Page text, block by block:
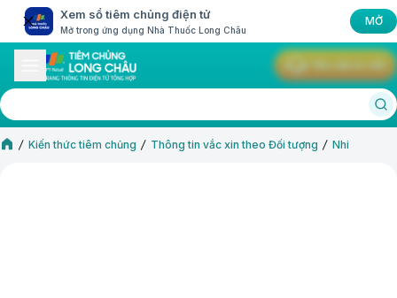
Xem sổ tiêm chủng điện tử
Mở trong ứng dụng Nhà Thuốc Long Châu
MỞ
Kiến thức tiêm chủng Thông tin vắc xin theo Đối tượng Nhi